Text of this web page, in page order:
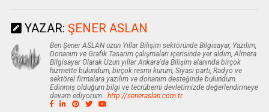
YAZAR: ŞENER ASLAN
Ben Şener ASLAN uzun Yıllar Bilişim sektöründe Bilgisayar, Yazılım,
Donanım ve Grafik Tasarım çalışmaları içerisinde yer aldım, Almera
Bilgisayar Olarak Uzun yıllar Ankara'da Bilişim alanında birçok
hizmette bulundum, birçok resmi kurum, Siyasi parti, Radyo ve
sektörel firmalara yazılım ve donanım desteğinde bulundum.
Edinmiş olduğum bilgi ve tecrübemi devletimizde değerlendirmeye
devam ediyorum. http://seneraslan.com.tr